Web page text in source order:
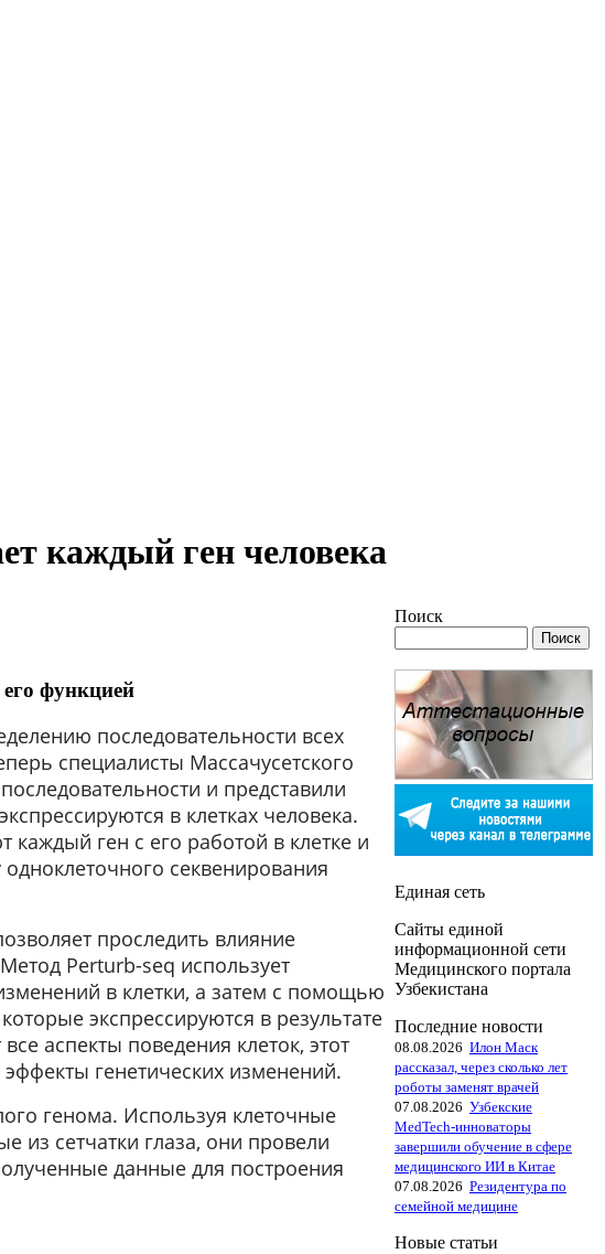
каждый ген человека
функцией
последовательности всех
специалисты Массачусетского
и представили
в клетках человека.
каждый ген с его работой в клетке и
секвенирования
проследить влияние
Perturb-seq использует
в клетки, а затем с помощью
экспрессируются в результате
аспекты поведения клеток, этот
генетических изменений.
генома. Используя клеточные
из сетчатки глаза, они провели
данные для построения
Поиск
Единая сеть
Сайты единой
информационной сети
Медицинского портала
Узбекистана
Последние новости
08.08.2026 Илон Маск
рассказал, через сколько лет
роботы заменят врачей
07.08.2026 Узбекские
MedTech-инноваторы
завершили обучение в сфере
медицинского ИИ в Китае
07.08.2026 Резидентура по
семейной медицине
Новые статьи